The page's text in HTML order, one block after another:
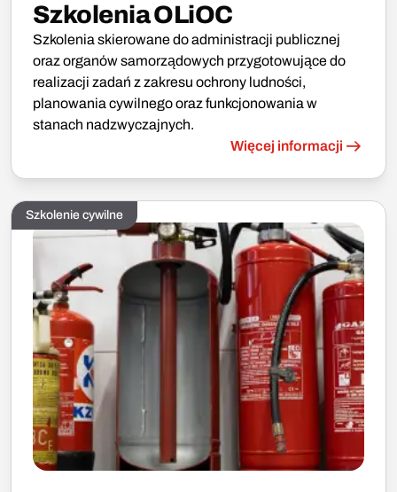
Szkolenia OLiOC
Szkolenia skierowane do administracji publicznej
oraz organów samorządowych przygotowujące do
realizacji zadań z zakresu ochrony ludności,
planowania cywilnego oraz funkcjonowania w
stanach nadzwyczajnych.
Więcej informacji
Szkolenie cywilne